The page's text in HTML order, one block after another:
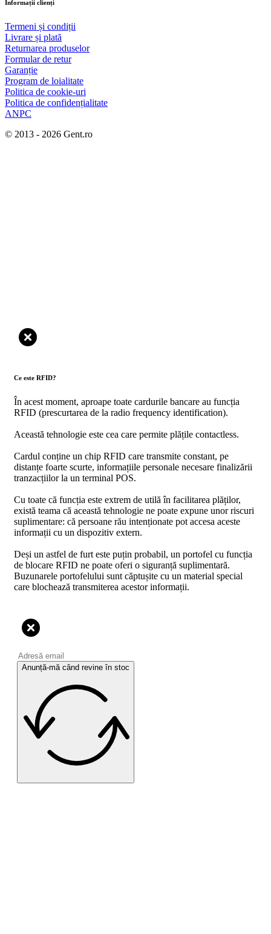
Informații clienți
Termeni și condiții
Livrare și plată
Returnarea produselor
Formular de retur
Garanție
Program de loialitate
Politica de cookie-uri
Politica de confidențialitate
ANPC
© 2013 - 2026 Gent.ro
Ce este RFID?
În acest moment, aproape toate cardurile bancare au funcția
RFID (prescurtarea de la radio frequency identification).
Această tehnologie este cea care permite plățile contactless.
Cardul conține un chip RFID care transmite constant, pe
distanțe foarte scurte, informațiile personale necesare finalizării
tranzacțiilor la un terminal POS.
Cu toate că funcția este extrem de utilă în facilitarea plăților,
există teama că această tehnologie ne poate expune unor riscuri
suplimentare: că persoane rău intenționate pot accesa aceste
informații cu un dispozitiv extern.
Deși un astfel de furt este puțin probabil, un portofel cu funcția
de blocare RFID ne poate oferi o siguranță suplimentară.
Buzunarele portofelului sunt căptușite cu un material special
care blochează transmiterea acestor informații.
Anunță-mă când revine în stoc